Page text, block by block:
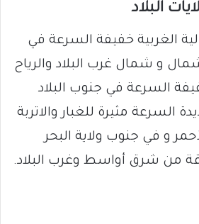
البلاد
الغربية خفيفة السرعة في
و شمال غرب البلاد والرياح
السرعة في جنوب البلاد
مثيرة للغبار والاتربة
و في جنوب ولاية البحر
من شرق أواسط وغرب البلاد.